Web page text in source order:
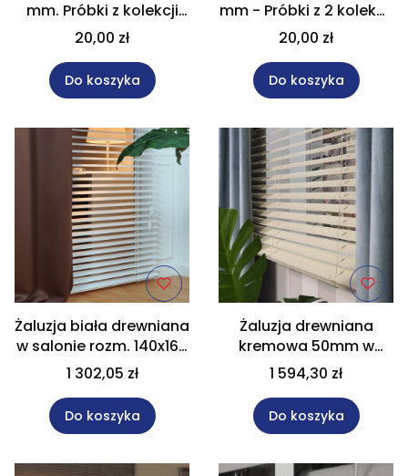
mm. Próbki z kolekcji
NATURAL do 5 sztuk
20,00 zł
Do koszyka
mm - Próbki z 2 kolekcji
do 5 sztuk
20,00 zł
Do koszyka
Żaluzja biała drewniana
w salonie rozm. 140x160
cm NATURAL 50mm Na
wymiar
1 302,05 zł
Do koszyka
Żaluzja drewniana
kremowa 50mm w
rozm. 190x170 cm
MODERN AN_21_50 Na
wymiar
1 594,30 zł
Do koszyka